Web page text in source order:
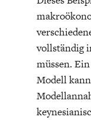
vollständig
müssen.
Modell